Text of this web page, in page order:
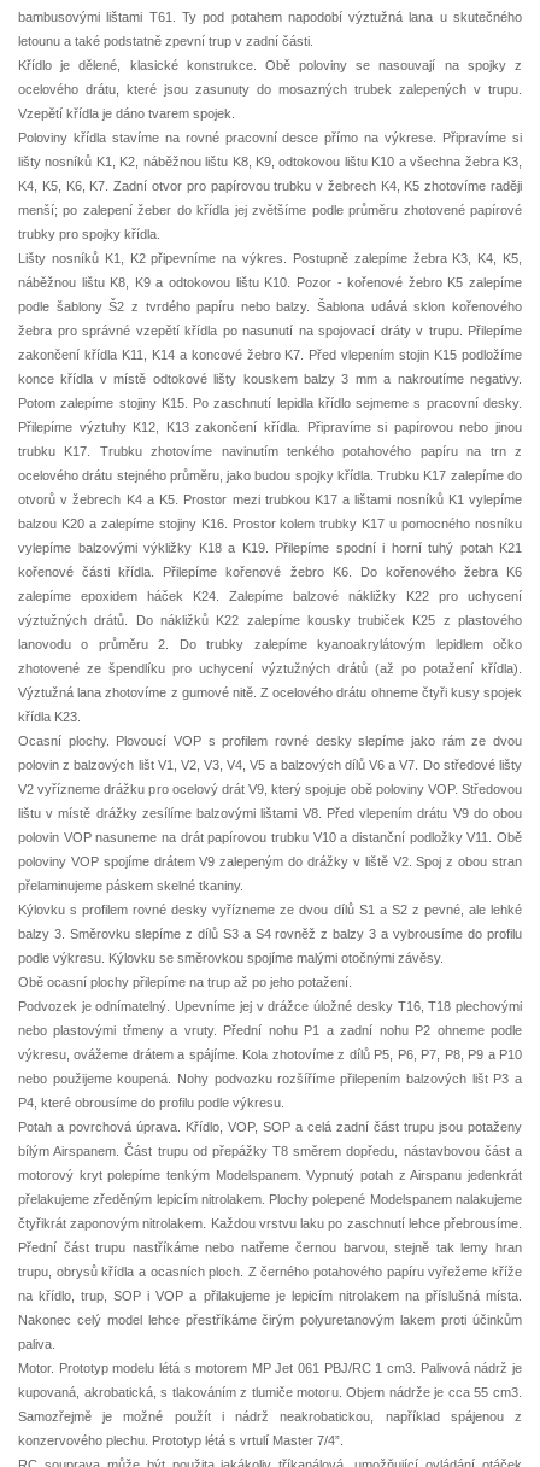
bambusovými lištami T61. Ty pod potahem napodobí výztužná lana u skutečného
letounu a také podstatně zpevní trup v zadní části.
Křídlo je dělené, klasické konstrukce. Obě poloviny se nasouvají na spojky z
ocelového drátu, které jsou zasunuty do mosazných trubek zalepených v trupu.
Vzepětí křídla je dáno tvarem spojek.
Poloviny křídla stavíme na rovné pracovní desce přímo na výkrese. Připravíme si
lišty nosníků K1, K2, náběžnou lištu K8, K9, odtokovou lištu K10 a všechna žebra K3,
K4, K5, K6, K7. Zadní otvor pro papírovou trubku v žebrech K4, K5 zhotovíme raději
menší; po zalepení žeber do křídla jej zvětšíme podle průměru zhotovené papírové
trubky pro spojky křídla.
Lišty nosníků K1, K2 připevníme na výkres. Postupně zalepíme žebra K3, K4, K5,
náběžnou lištu K8, K9 a odtokovou lištu K10. Pozor - kořenové žebro K5 zalepíme
podle šablony Š2 z tvrdého papíru nebo balzy. Šablona udává sklon kořenového
žebra pro správné vzepětí křídla po nasunutí na spojovací dráty v trupu. Přilepíme
zakončení křídla K11, K14 a koncové žebro K7. Před vlepením stojin K15 podložíme
konce křídla v místě odtokové lišty kouskem balzy 3 mm a nakroutíme negativy.
Potom zalepíme stojiny K15. Po zaschnutí lepidla křídlo sejmeme s pracovní desky.
Přilepíme výztuhy K12, K13 zakončení křídla. Připravíme si papírovou nebo jinou
trubku K17. Trubku zhotovíme navinutím tenkého potahového papíru na trn z
ocelového drátu stejného průměru, jako budou spojky křídla. Trubku K17 zalepíme do
otvorů v žebrech K4 a K5. Prostor mezi trubkou K17 a lištami nosníků K1 vylepíme
balzou K20 a zalepíme stojiny K16. Prostor kolem trubky K17 u pomocného nosníku
vylepíme balzovými výkližky K18 a K19. Přilepíme spodní i horní tuhý potah K21
kořenové části křídla. Přilepíme kořenové žebro K6. Do kořenového žebra K6
zalepíme epoxidem háček K24. Zalepíme balzové nákližky K22 pro uchycení
výztužných drátů. Do nákližků K22 zalepíme kousky trubiček K25 z plastového
lanovodu o průměru 2. Do trubky zalepíme kyanoakrylátovým lepidlem očko
zhotovené ze špendlíku pro uchycení výztužných drátů (až po potažení křídla).
Výztužná lana zhotovíme z gumové nitě. Z ocelového drátu ohneme čtyři kusy spojek
křídla K23.
Ocasní plochy. Plovoucí VOP s profilem rovné desky slepíme jako rám ze dvou
polovin z balzových lišt V1, V2, V3, V4, V5 a balzových dílů V6 a V7. Do středové lišty
V2 vyřízneme drážku pro ocelový drát V9, který spojuje obě poloviny VOP. Středovou
lištu v místě drážky zesílíme balzovými lištami V8. Před vlepením drátu V9 do obou
polovin VOP nasuneme na drát papírovou trubku V10 a distanční podložky V11. Obě
poloviny VOP spojíme drátem V9 zalepeným do drážky v liště V2. Spoj z obou stran
přelaminujeme páskem skelné tkaniny.
Kýlovku s profilem rovné desky vyřízneme ze dvou dílů S1 a S2 z pevné, ale lehké
balzy 3. Směrovku slepíme z dílů S3 a S4 rovněž z balzy 3 a vybrousíme do profilu
podle výkresu. Kýlovku se směrovkou spojíme malými otočnými závěsy.
Obě ocasní plochy přilepíme na trup až po jeho potažení.
Podvozek je odnímatelný. Upevníme jej v drážce úložné desky T16, T18 plechovými
nebo plastovými třmeny a vruty. Přední nohu P1 a zadní nohu P2 ohneme podle
výkresu, ovážeme drátem a spájíme. Kola zhotovíme z dílů P5, P6, P7, P8, P9 a P10
nebo použijeme koupená. Nohy podvozku rozšíříme přilepením balzových lišt P3 a
P4, které obrousíme do profilu podle výkresu.
Potah a povrchová úprava. Křídlo, VOP, SOP a celá zadní část trupu jsou potaženy
bílým Airspanem. Část trupu od přepážky T8 směrem dopředu, nástavbovou část a
motorový kryt polepíme tenkým Modelspanem. Vypnutý potah z Airspanu jedenkrát
přelakujeme zředěným lepicím nitrolakem. Plochy polepené Modelspanem nalakujeme
čtyřikrát zaponovým nitrolakem. Každou vrstvu laku po zaschnutí lehce přebrousíme.
Přední část trupu nastříkáme nebo natřeme černou barvou, stejně tak lemy hran
trupu, obrysů křídla a ocasních ploch. Z černého potahového papíru vyřežeme kříže
na křídlo, trup, SOP i VOP a přilakujeme je lepicím nitrolakem na příslušná místa.
Nakonec celý model lehce přestříkáme čirým polyuretanovým lakem proti účinkům
paliva.
Motor. Prototyp modelu létá s motorem MP Jet 061 PBJ/RC 1 cm3. Palivová nádrž je
kupovaná, akrobatická, s tlakováním z tlumiče motoru. Objem nádrže je cca 55 cm3.
Samozřejmě je možné použít i nádrž neakrobatickou, například spájenou z
konzervového plechu. Prototyp létá s vrtulí Master 7/4”.